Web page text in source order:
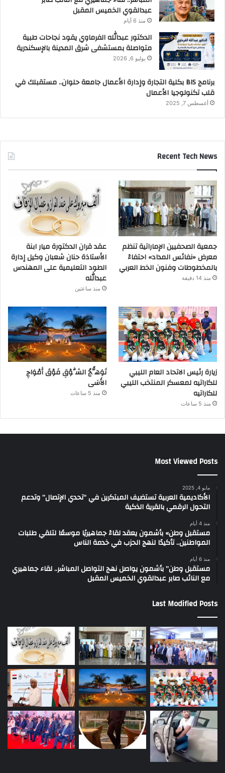
عبدالقوي الخميس المقبل
منذ 6 أيام
الدكتور عبدالله الفرماوي يقود نجاحات طبية
متواصلة بمستشفى شرق المدينة بالإسكندرية
يوليو 6, 2026
برنامج BIS بكلية التجارة وإدارة الأعمال جامعة حلوان.. مستقبلك في
قلب تكنولوجيا الأعمال
أغسطس 7, 2025
Recent Tech News
جمعية الصحفيين الإماراتية تنظم
معرض «نفائس المداد» احتفاءً
بالمخطوطات وفنون الخط العربي
منذ 14 دقيقة
عقد قران الدكتورة ميار ابنة
الأستاذة حنان شعبان وكيل إدارة
الطود التعليمية على المهندس
عبدالله
منذ ساعتين
زيارة رئيس الاتحاد العام الليبي
للكاراتيه لمعسكر المنتخب الليبي
للكاراتيه
منذ 5 ساعات
تَوَهُّجُ الشَّوْقِ فَوْقَ أَمْوَاجِ
الأَسَى
منذ 5 ساعات
Most Viewed Posts
مايو 4, 2025
الأكاديمية العربية تستضيف المبتكرين في “تحدي الإتصال” وتدعم
التحول الرقمي بالقرية الذكية
منذ 4 أيام
مستقبل وطن» بأشمون يعقد لقاءً جماهيريًا موسعًا لتلقي طلبات
المواطنين.. تأكيدًا لنهج الحزب في خدمة الناس
منذ 6 أيام
مستقبل وطن” بأشمون يواصل نهج التواصل المباشر.. لقاء جماهيري
مع النائب صابر عبدالقوي الخميس المقبل
Last Modified Posts